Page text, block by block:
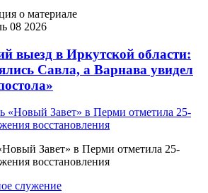
о материале
08 2026
выезд в Иркутской области:
Савла, а Варнава увидел
Завет» в Перми отметила 25-
восстановления
служение